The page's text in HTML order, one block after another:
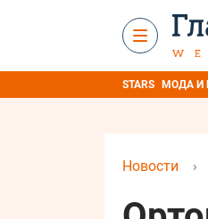
STARS МОДА И
Новости ›